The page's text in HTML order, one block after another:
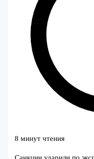
8 минут чтения